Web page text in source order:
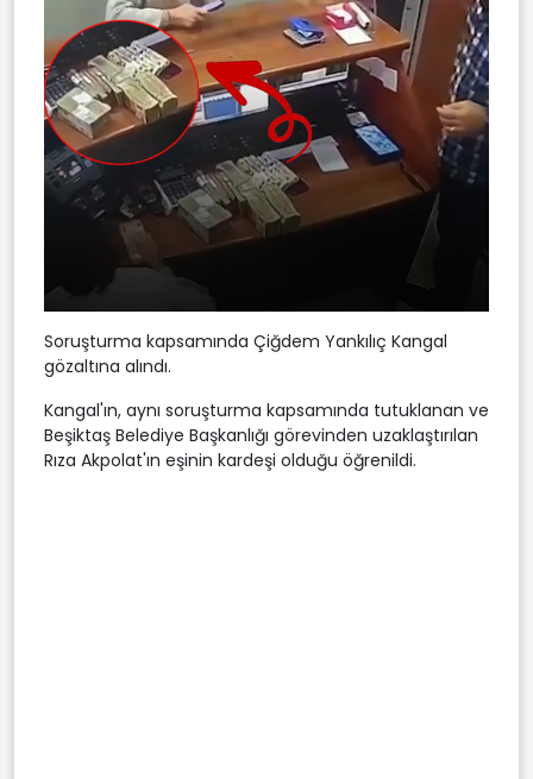
Soruşturma kapsamında Çiğdem Yankılıç Kangal
gözaltına alındı.
Kangal'ın, aynı soruşturma kapsamında tutuklanan ve
Beşiktaş Belediye Başkanlığı görevinden uzaklaştırılan
Rıza Akpolat'ın eşinin kardeşi olduğu öğrenildi.